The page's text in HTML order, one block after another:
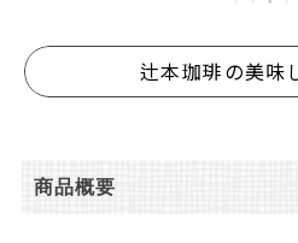
辻本珈琲の美味
商品概要